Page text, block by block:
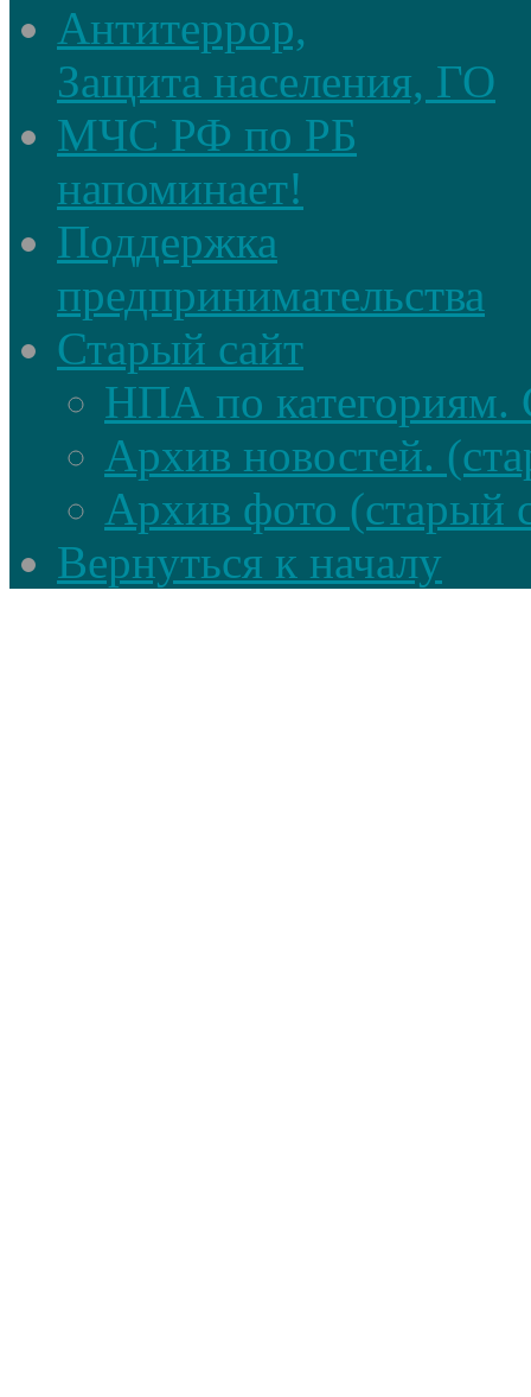
Антитеррор,
Защита населения, ГО
МЧС РФ по РБ
напоминает!
Поддержка
предпринимательства
Старый сайт
НПА по категориям.
Архив новостей.
Архив фото (старый
Вернуться к началу